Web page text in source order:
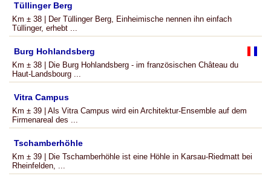
Tüllinger Berg
Km ± 38 | Der Tüllinger Berg, Einheimische nennen ihn einfach
Tüllinger, erhebt ...
Burg Hohlandsberg
Km ± 38 | Die Burg Hohlandsberg - im französischen Château du
Haut-Landsbourg ...
Vitra Campus
Km ± 39 | Als Vitra Campus wird ein Architektur-Ensemble auf dem
Firmenareal des ...
Tschamberhöhle
Km ± 39 | Die Tschamberhöhle ist eine Höhle in Karsau-Riedmatt bei
Rheinfelden, ...